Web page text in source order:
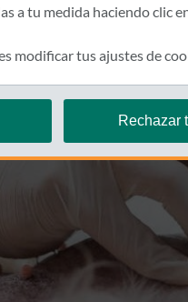
a tu medida haciendo clic
modificar tus ajustes de
Rechazar